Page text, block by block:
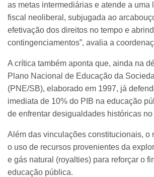
as metas intermediárias e atende a uma
fiscal neoliberal, subjugada ao
efetivação dos direitos no tempo e
contingenciamentos”, avalia a
A crítica também aponta que, ainda na
Plano Nacional de Educação da
(PNE/SB), elaborado em 1997, já
imediata de 10% do PIB na educação
de enfrentar desigualdades históricas no
Além das vinculações constitucionais, o
o uso de recursos provenientes da
e gás natural (royalties) para reforçar o
educação pública.